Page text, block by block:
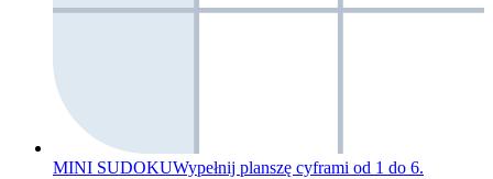
MINI SUDOKUWypełnij planszę cyframi od 1 do 6.